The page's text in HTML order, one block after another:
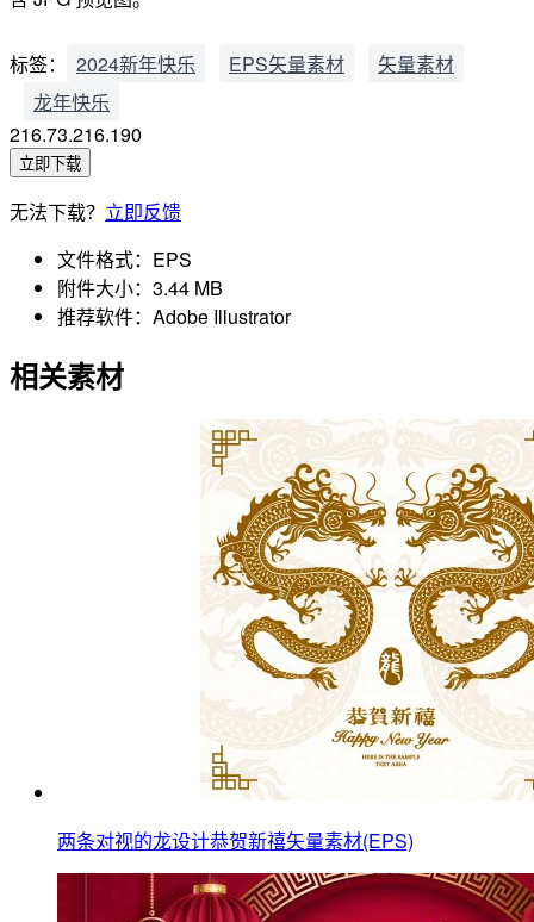
标签： 2024新年快乐 EPS矢量素材
矢量素材
龙年快乐
216.73.216.190
立即下载
无法下载？ 立即反馈
文件格式： EPS
附件大小： 3.44 MB
推荐软件： Adobe Illustrator
相关素材
两条对视的龙设计恭贺新禧矢量素材(EPS)